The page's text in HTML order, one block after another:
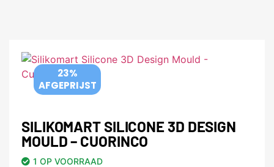
23%
AFGEPRIJST
SILIKOMART SILICONE 3D DESIGN
MOULD – CUORINCO
1 OP VOORRAAD